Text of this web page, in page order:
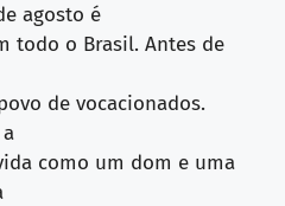
agosto é
todo o Brasil. Antes de
de vocacionados.
como um dom e uma